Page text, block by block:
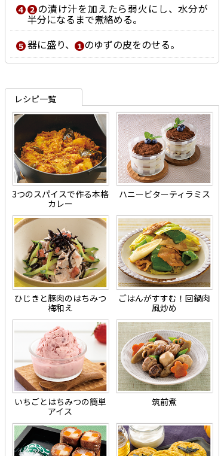
の漬け汁を加えたら弱火にし、水分が
半分になるまで煮絡める。
器に盛り、
のゆずの皮をのせる。
レシピ一覧
3つのスパイスで作る本格
カレー
ハニービターティラミス
ひじきと豚肉のはちみつ
梅和え
ごはんがすすむ！回鍋肉
風炒め
いちごとはちみつの簡単
アイス
筑前煮